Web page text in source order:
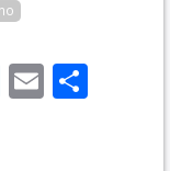
Telegram
Email